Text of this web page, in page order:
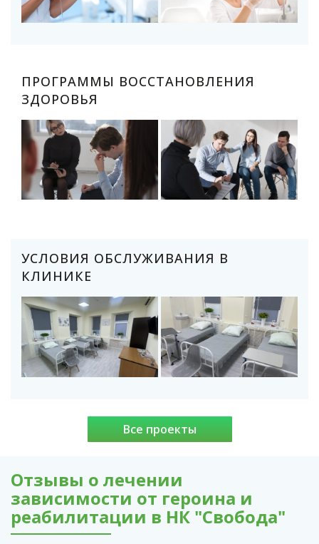
ПРОГРАММЫ ВОССТАНОВЛЕНИЯ
ЗДОРОВЬЯ
УСЛОВИЯ ОБСЛУЖИВАНИЯ В
КЛИНИКЕ
Все проекты
Отзывы о лечении
зависимости от героина и
реабилитации в НК "Свобода"